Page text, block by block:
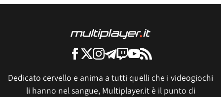
Dedicato cervello e anima a tutti quelli che i videogiochi
li hanno nel sangue, Multiplayer.it è il punto di